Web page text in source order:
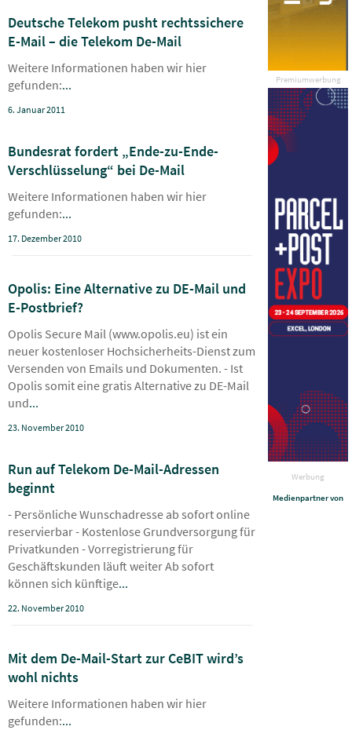
Premiumwerbung
Werbung
Medienpartner von
Deutsche Telekom pusht rechtssichere
E-Mail – die Telekom De-Mail
Weitere Informationen haben wir hier
gefunden:...
6. Januar 2011
Bundesrat fordert „Ende-zu-Ende-
Verschlüsselung“ bei De-Mail
Weitere Informationen haben wir hier
gefunden:...
17. Dezember 2010
Opolis: Eine Alternative zu DE-Mail und
E-Postbrief?
Opolis Secure Mail (www.opolis.eu) ist ein
neuer kostenloser Hochsicherheits-Dienst zum
Versenden von Emails und Dokumenten. - Ist
Opolis somit eine gratis Alternative zu DE-Mail
und...
23. November 2010
Run auf Telekom De-Mail-Adressen
beginnt
- Persönliche Wunschadresse ab sofort online
reservierbar - Kostenlose Grundversorgung für
Privatkunden - Vorregistrierung für
Geschäftskunden läuft weiter Ab sofort
können sich künftige...
22. November 2010
Mit dem De-Mail-Start zur CeBIT wird’s
wohl nichts
Weitere Informationen haben wir hier
gefunden:...